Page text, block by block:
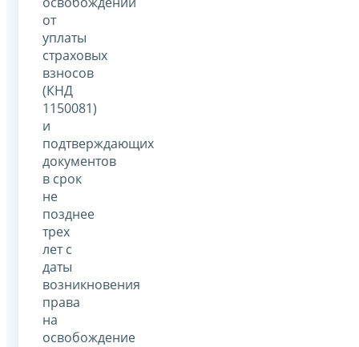
от
уплаты
страховых
взносов
(КНД
1150081)
и
подтверждающих
документов
в срок
не
позднее
трех
лет с
даты
возникновения
права
на
освобождение